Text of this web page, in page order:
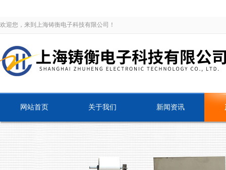
欢迎您，来到上海铸衡电子科技有限公司！
网站首页 关于我们 新闻资讯